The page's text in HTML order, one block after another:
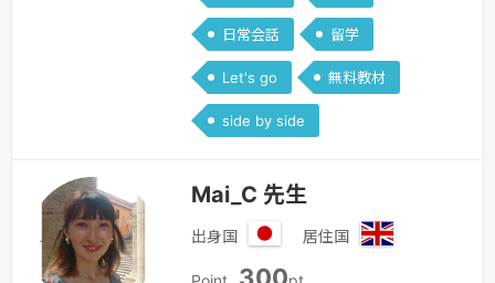
思いで英語の勉強を始めました。幼い頃
にアメリカに住んでいた経験から英語で
話すこ…
続きを見る »
日常会話 留学
Let's go 無料教材
side by side
Mai_C 先生
出身国 居住国
300